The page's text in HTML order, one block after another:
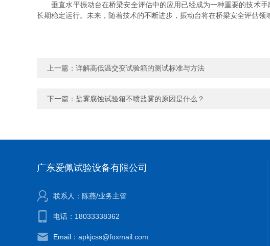
垂直水平振动台在桥梁安全评估中的应用已经成为一种重要的技术手
长期稳定运行。未来，随着技术的不断进步，振动台将在桥梁安全评估领
上一篇： 详解高低温交变试验箱的测试标准与方法
下一篇： 盐雾腐蚀试验箱不喷盐雾的原因是什么？
广东爱佩试验设备有限公司
联系人：陈燕/业务主管
电话：18033338362
Email：apkjcss@foxmail.com